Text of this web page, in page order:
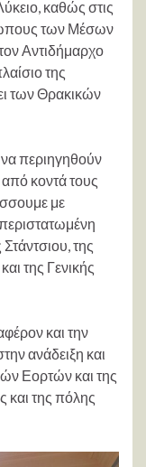
καθώς στις
των Μέσων
Αντιδήμαρχο
της
των Θρακικών
να περιηγηθούν
κοντά τους
με
της
της Γενικής
και την
ανάδειξη και
Εορτών και της
και της πόλης